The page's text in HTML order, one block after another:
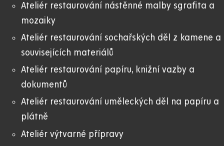
Ateliér restaurování nástěnné malby sgrafita a
mozaiky
Ateliér restaurování sochařských děl z kamene a
souvisejících materiálů
Ateliér restaurování papíru, knižní vazby a
dokumentů
Ateliér restaurování uměleckých děl na papíru a
plátně
Ateliér výtvarné přípravy